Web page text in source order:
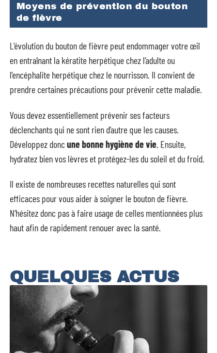
Moyens de prévention du bouton
de fièvre
L’évolution du bouton de fièvre peut endommager votre œil
en entraînant la kératite herpétique chez l’adulte ou
l’encéphalite herpétique chez le nourrisson. Il convient de
prendre certaines précautions pour prévenir cette maladie.
Vous devez essentiellement prévenir ses facteurs
déclenchants qui ne sont rien d’autre que les causes.
Développez doncune bonne hygiène de vie . Ensuite,
hydratez bien vos lèvres et protégez-les du soleil et du froid.
Il existe de nombreuses recettes naturelles qui sont
efficaces pour vous aider à soigner le bouton de fièvre.
N’hésitez donc pas à faire usage de celles mentionnées plus
haut afin de rapidement renouer avec la santé.
QUELQUES ACTUS